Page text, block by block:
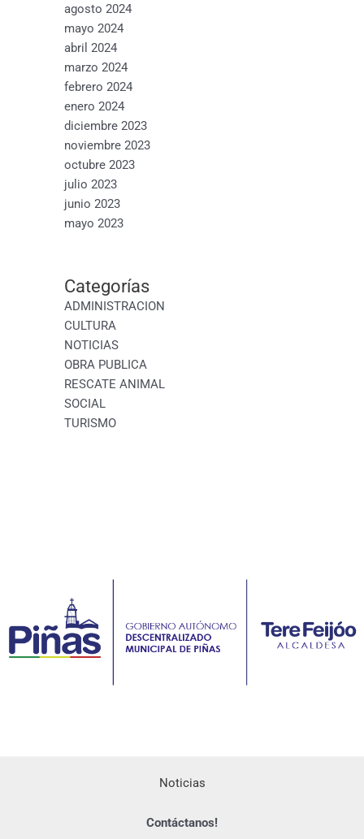
agosto 2024
mayo 2024
abril 2024
marzo 2024
febrero 2024
enero 2024
diciembre 2023
noviembre 2023
octubre 2023
julio 2023
junio 2023
mayo 2023
Categorías
ADMINISTRACION
CULTURA
NOTICIAS
OBRA PUBLICA
RESCATE ANIMAL
SOCIAL
TURISMO
Noticias
Contáctanos!